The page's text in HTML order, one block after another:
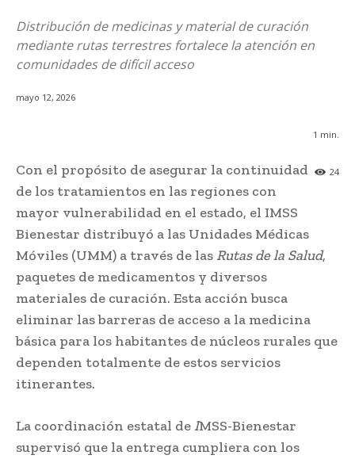
Distribución de medicinas y material de curación
mediante rutas terrestres fortalece la atención en
comunidades de difícil acceso
mayo 12, 2026
1 min.
24
Con el propósito de asegurar la continuidad
de los tratamientos en las regiones con
mayor vulnerabilidad en el estado, el IMSS
Bienestar distribuyó a las Unidades Médicas
Móviles (UMM) a través de las Rutas de la Salud,
paquetes de medicamentos y diversos
materiales de curación. Esta acción busca
eliminar las barreras de acceso a la medicina
básica para los habitantes de núcleos rurales que
dependen totalmente de estos servicios
itinerantes.
La coordinación estatal de IMSS-Bienestar
supervisó que la entrega cumpliera con los